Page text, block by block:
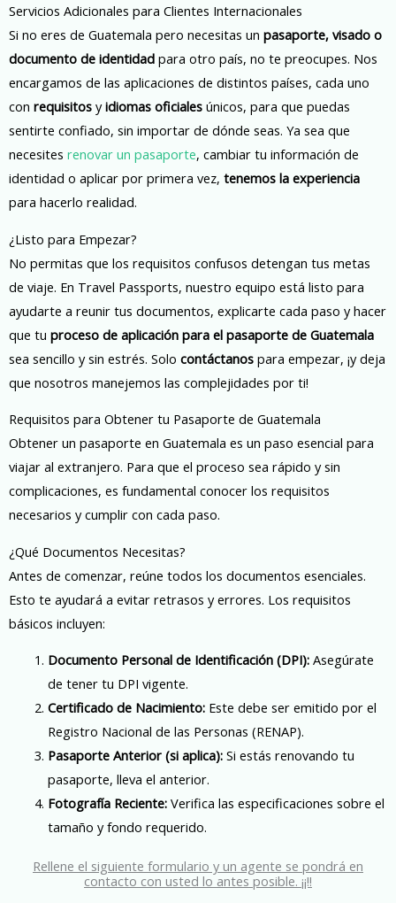
Servicios Adicionales para Clientes Internacionales
Si no eres de Guatemala pero necesitas un pasaporte, visado o
documento de identidad para otro país, no te preocupes. Nos
encargamos de las aplicaciones de distintos países, cada uno
con requisitos yidiomas oficiales únicos, para que puedas
sentirte confiado, sin importar de dónde seas. Ya sea que
necesites renovar un pasaporte, cambiar tu información de
identidad o aplicar por primera vez, tenemos la experiencia
para hacerlo realidad.
¿Listo para Empezar?
No permitas que los requisitos confusos detengan tus metas
de viaje. En Travel Passports, nuestro equipo está listo para
ayudarte a reunir tus documentos, explicarte cada paso y hacer
que tu proceso de aplicación para el pasaporte de Guatemala
sea sencillo y sin estrés. Solo contáctanos para empezar, ¡y deja
que nosotros manejemos las complejidades por ti!
Requisitos para Obtener tu Pasaporte de Guatemala
Obtener un pasaporte en Guatemala es un paso esencial para
viajar al extranjero. Para que el proceso sea rápido y sin
complicaciones, es fundamental conocer los requisitos
necesarios y cumplir con cada paso.
¿Qué Documentos Necesitas?
Antes de comenzar, reúne todos los documentos esenciales.
Esto te ayudará a evitar retrasos y errores. Los requisitos
básicos incluyen:
Documento Personal de Identificación (DPI):Asegúrate
de tener tu DPI vigente.
Certificado de Nacimiento:Este debe ser emitido por el
Registro Nacional de las Personas (RENAP).
Pasaporte Anterior (si aplica):Si estás renovando tu
pasaporte, lleva el anterior.
Fotografía Reciente:Verifica las especificaciones sobre el
tamaño y fondo requerido.
Rellene el siguiente formulario y un agente se pondrá en
contacto con usted lo antes posible. ¡¡!!